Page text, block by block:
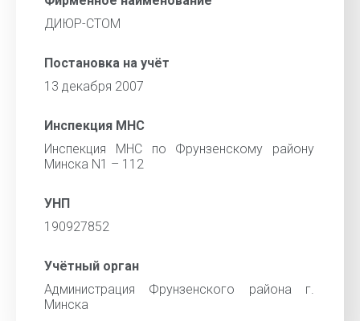
ДИЮР-СТОМ
Постановка на учёт
13 декабря 2007
Инспекция МНС
Инспекция МНС по Фрунзенскому району
Минска N1 – 112
УНП
190927852
Учётный орган
Администрация Фрунзенского района г.
Минска